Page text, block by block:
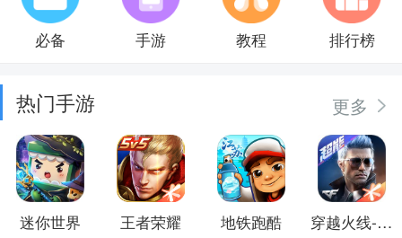
必备 手游 教程 排行榜
热门手游 更多
迷你世界 王者荣耀 地铁跑酷 穿越火线-枪战王者